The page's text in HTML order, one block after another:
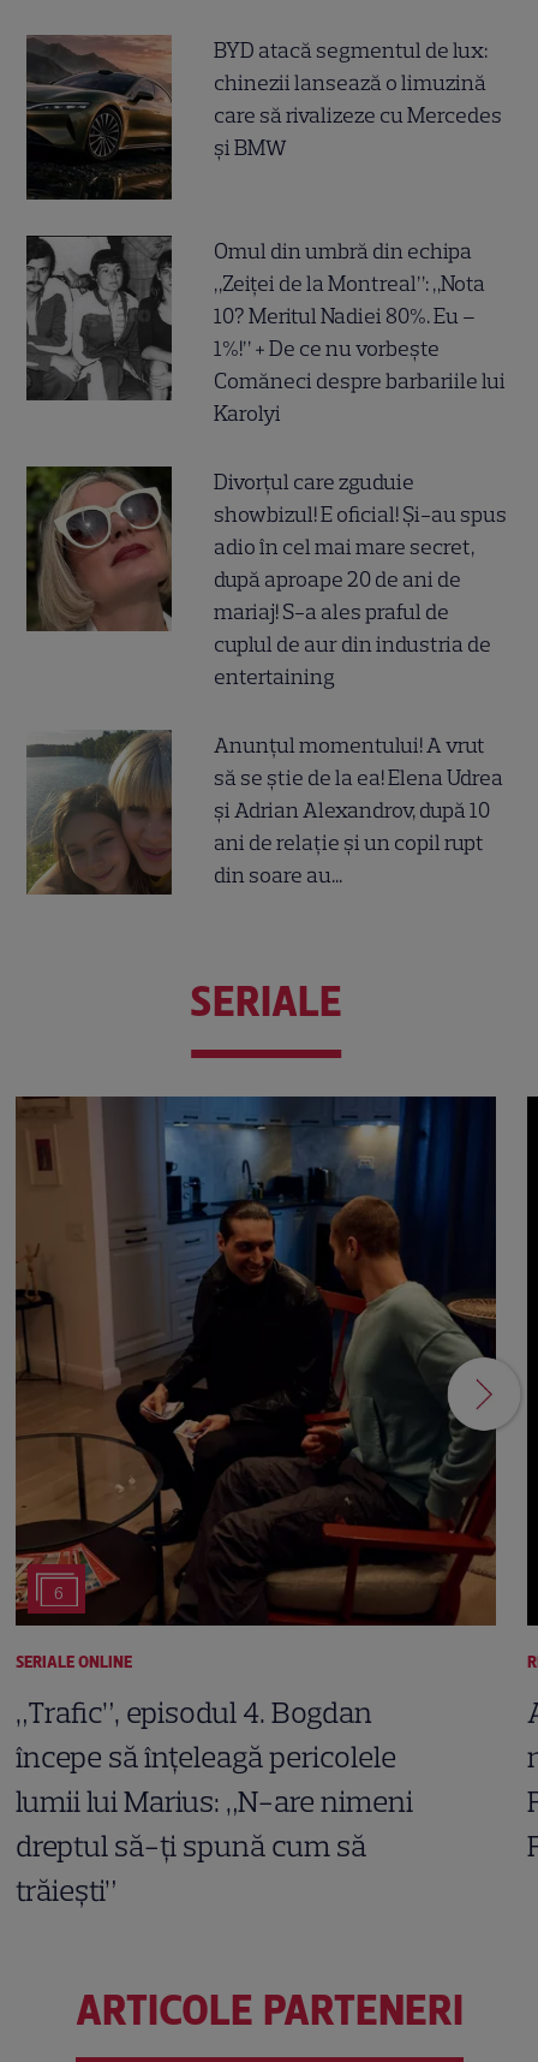
BYD atacă segmentul de lux:
chinezii lansează o limuzină
care să rivalizeze cu Mercedes
și BMW
Omul din umbră din echipa
„Zeiței de la Montreal”: „Nota
10? Meritul Nadiei 80%. Eu –
1%!” + De ce nu vorbește
Comăneci despre barbariile lui
Karolyi
Divorțul care zguduie
showbizul! E oficial! Și-au spus
adio în cel mai mare secret,
după aproape 20 de ani de
mariaj! S-a ales praful de
cuplul de aur din industria de
entertaining
Anunțul momentului! A vrut
să se știe de la ea! Elena Udrea
și Adrian Alexandrov, după 10
ani de relație și un copil rupt
din soare au...
SERIALE
6
SERIALE ONLINE
„Trafic”, episodul 4. Bogdan
începe să înțeleagă pericolele
lumii lui Marius: „N-are nimeni
dreptul să-ți spună cum să
trăiești”
ARTICOLE PARTENERI